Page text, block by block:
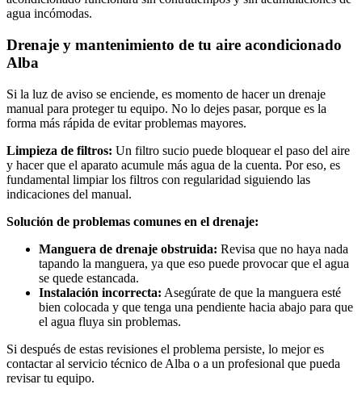
agua incómodas.
Drenaje y mantenimiento de tu aire acondicionado
Alba
Si la luz de aviso se enciende, es momento de hacer un drenaje
manual para proteger tu equipo. No lo dejes pasar, porque es la
forma más rápida de evitar problemas mayores.
Limpieza de filtros: Un filtro sucio puede bloquear el paso del aire
y hacer que el aparato acumule más agua de la cuenta. Por eso, es
fundamental limpiar los filtros con regularidad siguiendo las
indicaciones del manual.
Solución de problemas comunes en el drenaje:
Manguera de drenaje obstruida: Revisa que no haya nada
tapando la manguera, ya que eso puede provocar que el agua
se quede estancada.
Instalación incorrecta: Asegúrate de que la manguera esté
bien colocada y que tenga una pendiente hacia abajo para que
el agua fluya sin problemas.
Si después de estas revisiones el problema persiste, lo mejor es
contactar al servicio técnico de Alba o a un profesional que pueda
revisar tu equipo.